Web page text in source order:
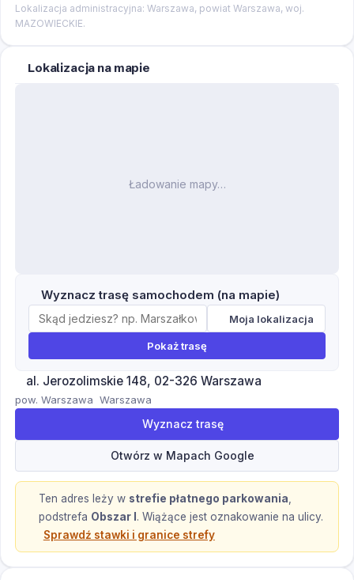
Lokalizacja administracyjna: Warszawa, powiat Warszawa, woj.
MAZOWIECKIE.
Lokalizacja na mapie
Ładowanie mapy…
Wyznacz trasę samochodem (na mapie)
Moja lokalizacja
Pokaż trasę
al. Jerozolimskie 148, 02-326 Warszawa
pow. Warszawa Warszawa
Wyznacz trasę
Otwórz w Mapach Google
Ten adres leży w strefie płatnego parkowania
podstrefa Obszar I.Wiążące jest oznakowanie na ulicy.
Sprawdź stawki i granice strefy